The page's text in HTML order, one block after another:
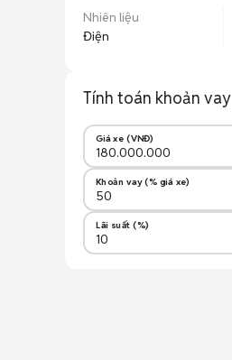
Nhiên liệu
Điện
Tính toán khoản vay
Giá xe (VNĐ)
Khoản vay (% giá xe)
Lãi suất (%)